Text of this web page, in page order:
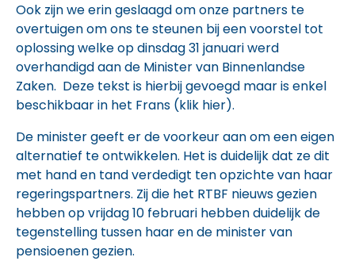
Ook zijn we erin geslaagd om onze partners te
overtuigen om ons te steunen bij een voorstel tot
oplossing welke op dinsdag 31 januari werd
overhandigd aan de Minister van Binnenlandse
Zaken. Deze tekst is hierbij gevoegd maar is enkel
beschikbaar in het Frans (klik hier).
De minister geeft er de voorkeur aan om een eigen
alternatief te ontwikkelen. Het is duidelijk dat ze dit
met hand en tand verdedigt ten opzichte van haar
regeringspartners. Zij die het RTBF nieuws gezien
hebben op vrijdag 10 februari hebben duidelijk de
tegenstelling tussen haar en de minister van
pensioenen gezien.